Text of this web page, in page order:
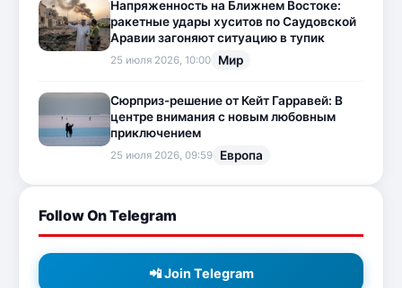
Напряженность на Ближнем Востоке:
ракетные удары хуситов по Саудовской
Аравии загоняют ситуацию в тупик
25 июля 2026, 10:00 Мир
Сюрприз-решение от Кейт Гарравей: В
центре внимания с новым любовным
приключением
25 июля 2026, 09:59 Европа
Follow On Telegram
📲 Join Telegram